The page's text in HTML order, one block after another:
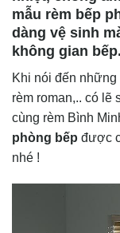
mẫu rèm bếp
dàng vệ sinh
không gian bếp.
Khi nói đến những
rèm roman,.. có lẽ
cùng rèm Bình
phòng bếp được
nhé !